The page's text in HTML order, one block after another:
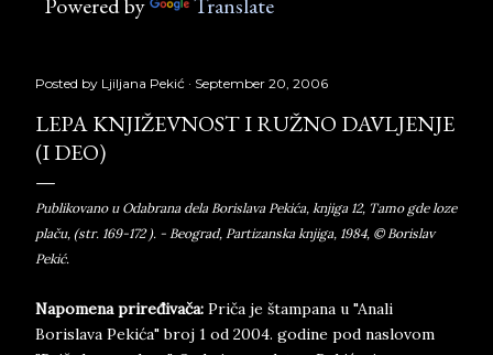
Posted by Ljiljana Pekić September 20, 2006
LEPA KNJIŽEVNOST I RUŽNO DAVLJENJE
(I DEO)
Publikovano u Odabrana dela Borislava Pekića, knjiga 12, Tamo gde loze
plaču, (str. 169-172 ). - Beograd, Partizanska knjiga, 1984, © Borislav
Pekić.
Napomena priređivača: Priča je štampana u "Anali
Borislava Pekića" broj 1 od 2004. godine pod naslovom